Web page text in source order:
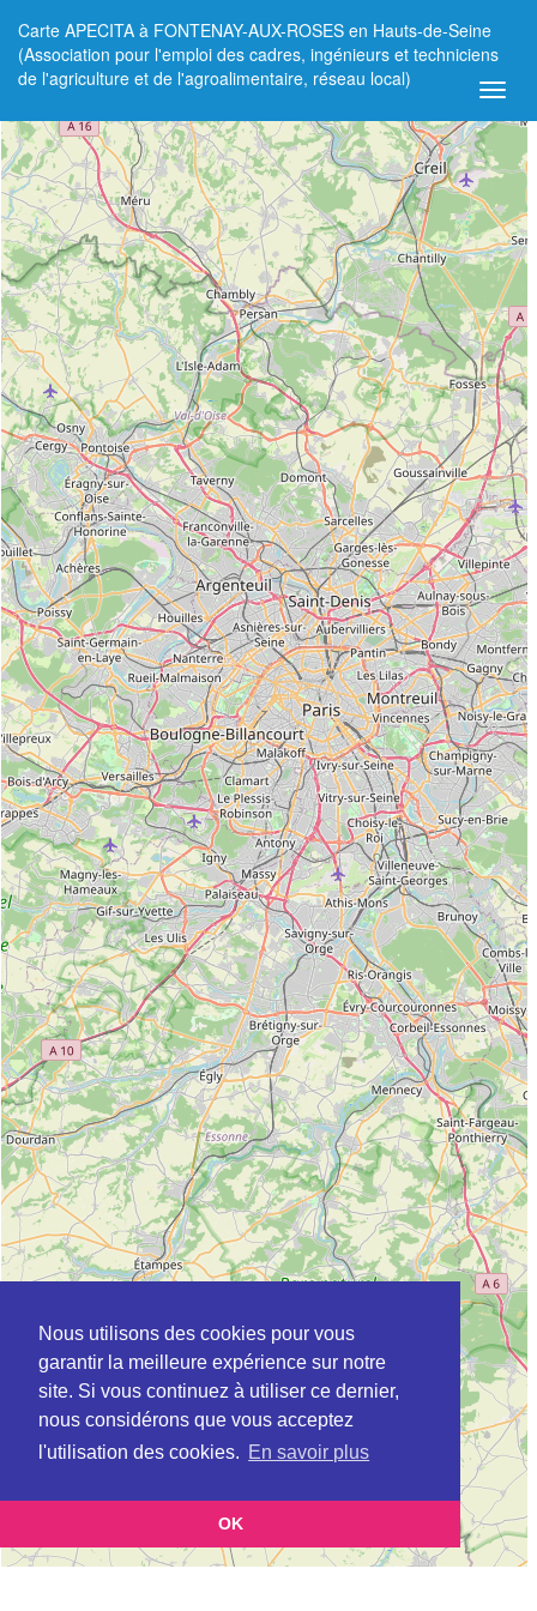
Nous utilisons des cookies pour vous
garantir la meilleure expérience sur notre
site. Si vous continuez à utiliser ce dernier,
nous considérons que vous acceptez
l'utilisation des cookies. En savoir plus
OK
Carte APECITA à FONTENAY-AUX-ROSES en Hauts-de-Seine
(Association pour l'emploi des cadres, ingénieurs et techniciens
de l'agriculture et de l'agroalimentaire, réseau local)
+
−